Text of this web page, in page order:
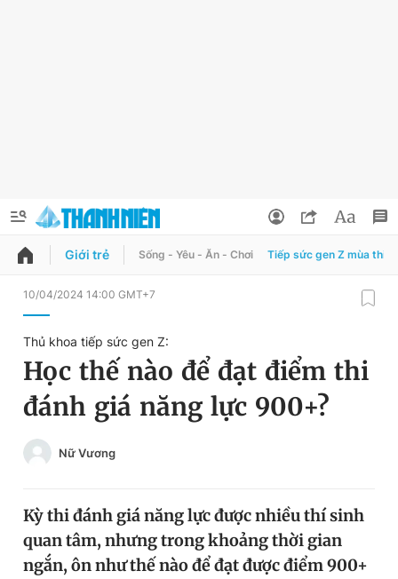
QUẢNG CÁO
Chuyên mục
Chuyên mục khác
Chào ngày mới
Tin thị trường Tin 360
Video Magazine
Đổi mật khẩu
Tin đã lưu
Giới trẻ Sống - Yêu - Ăn - Chơi Tiếp sức gen Z mùa thi
10/04/2024 14:00 GMT+7
Thủ khoa tiếp sức gen Z:
Học thế nào để đạt điểm thi
đánh giá năng lực 900+?
Nữ Vương
Kỳ thi đánh giá năng lực được nhiều thí sinh
quan tâm, nhưng trong khoảng thời gian
ngắn, ôn như thế nào để đạt được điểm 900+